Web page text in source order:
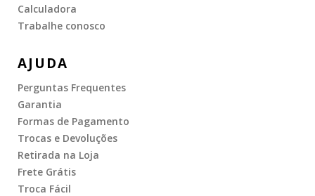
Calculadora
Trabalhe conosco
AJUDA
Perguntas Frequentes
Garantia
Formas de Pagamento
Trocas e Devoluções
Retirada na Loja
Frete Grátis
Troca Fácil